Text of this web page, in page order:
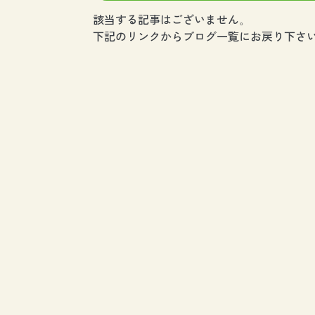
該当する記事はございません。
下記のリンクからブログ一覧にお戻り下さ